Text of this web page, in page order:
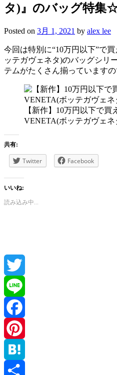
タ)』のバッグ特集
Posted on 3月 1, 2021 by alex lee
今回は特別に“10万円以下”で
ッテガヴェネタ)のバッグシリ
テムがたくさん揃っています
【新作】10万円以下で買
VENETA(ボッテガヴェ
共有:
Twitter Facebook
いいね:
読み込み中...
Twitter
Line
Facebook
Pinterest
Hatena